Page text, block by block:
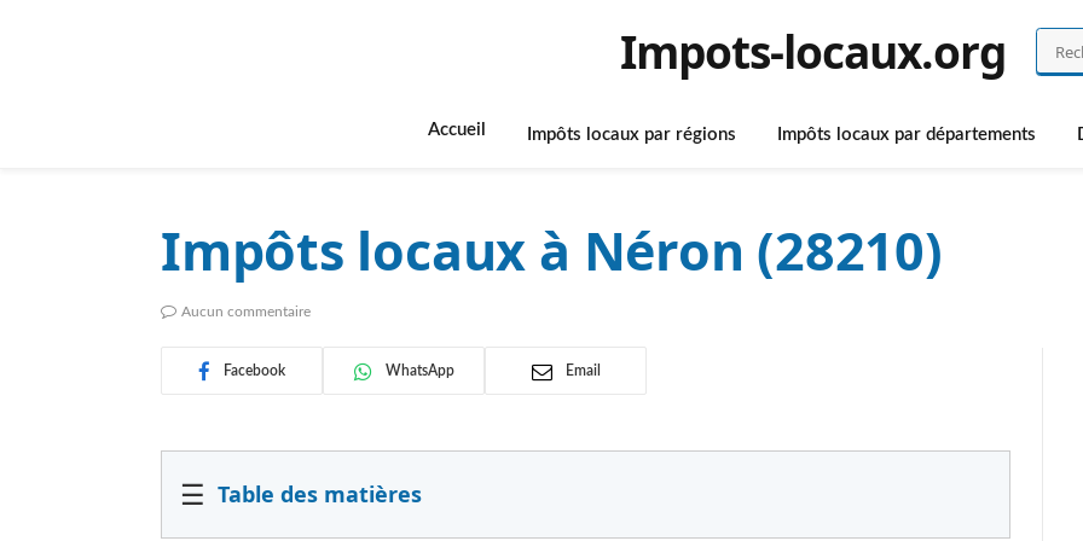
Impots-locaux.org
Accueil Impôts locaux par régions Impôts locaux par départements
Impôts locaux à Néron (28210)
Aucun commentaire
Facebook WhatsApp Email
☰ Table des matières